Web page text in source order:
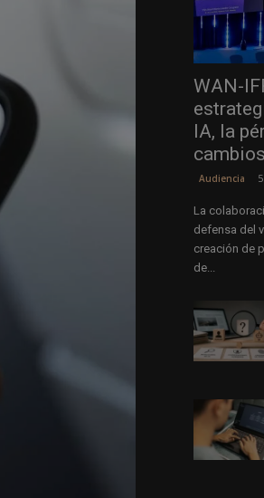
WAN-
IA, la
Audiencia
La
defensa del
creación de
de...